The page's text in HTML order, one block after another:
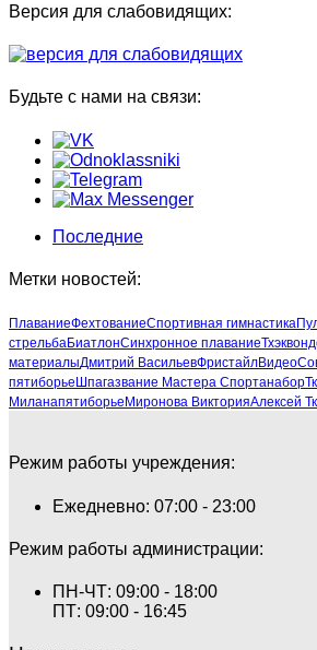
Версия для слабовидящих:
Будьте с нами на связи:
Последние
Метки новостей:
ПлаваниеФехтованиеСпортивная гимнастика
стрельбаБиатлонСинхронное плавание
материалыДмитрий ВасильевФристайлВидео
пятиборье Шпагазвание Мастера Спортанабор
Миланапятиборье Миронова ВикторияАлексей
Режим работы учреждения:
Ежедневно: 07:00 - 23:00
Режим работы администрации:
ПН-ЧТ: 09:00 - 18:00
ПТ: 09:00 - 16:45